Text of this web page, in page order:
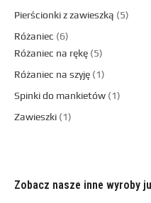
Pierścionki z zawieszką
5
Różaniec
6
Różaniec na rękę 5
Różaniec na szyję 1
Spinki do mankietów 1
Zawieszki 1
Zobacz nasze inne wyroby